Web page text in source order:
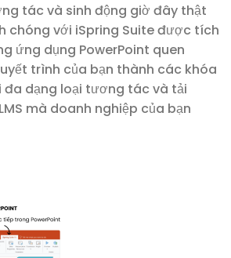
tác và sinh động giờ đây thật
chóng với iSpring Suite được tích
ứng dụng PowerPoint quen
trình của bạn thành các khóa
đa dạng loại tương tác và tải
mà doanh nghiệp của bạn